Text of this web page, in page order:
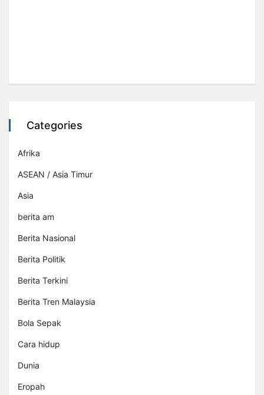
Categories
Afrika
ASEAN / Asia Timur
Asia
berita am
Berita Nasional
Berita Politik
Berita Terkini
Berita Tren Malaysia
Bola Sepak
Cara hidup
Dunia
Eropah